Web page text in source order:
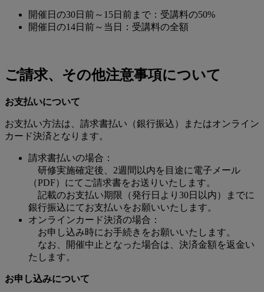
開催日の30日前～15日前まで：受講料の50%
開催日の14日前～当日：受講料の全額
ご請求、その他注意事項について
お支払いについて
お支払い方法は、請求書払い（銀行振込）またはオンライン
カード決済となります。
請求書払いの場合：
研修実施確定後、2週間以内を目途に電子メール
（PDF）にてご請求書をお送りいたします。
記載のお支払い期限（発行日より30日以内）までに
銀行振込にてお支払いをお願いいたします。
オンラインカード決済の場合：
お申し込み時にお手続きをお願いいたします。
なお、開催中止となった場合は、決済金額を返金い
たします。
お申し込みについて